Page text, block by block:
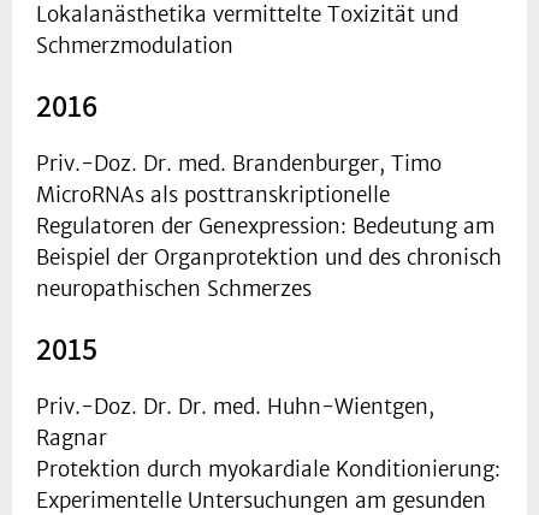
Lokalanästhetika vermittelte Toxizität und
Schmerzmodulation
2016
Priv.-Doz. Dr. med. Brandenburger, Timo
MicroRNAs als posttranskriptionelle
Regulatoren der Genexpression: Bedeutung am
Beispiel der Organprotektion und des chronisch
neuropathischen Schmerzes
2015
Priv.-Doz. Dr. Dr. med. Huhn-Wientgen,
Ragnar
Protektion durch myokardiale Konditionierung:
Experimentelle Untersuchungen am gesunden